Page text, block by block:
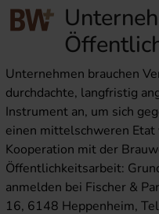
Unternehmen brauchen
durchdachte, langfristig
Instrument an, um sich
einen mittelschweren Etat
Kooperation mit der
Öffentlichkeitsarbeit:
anmelden bei Fischer &
16, 6148 Heppenheim,